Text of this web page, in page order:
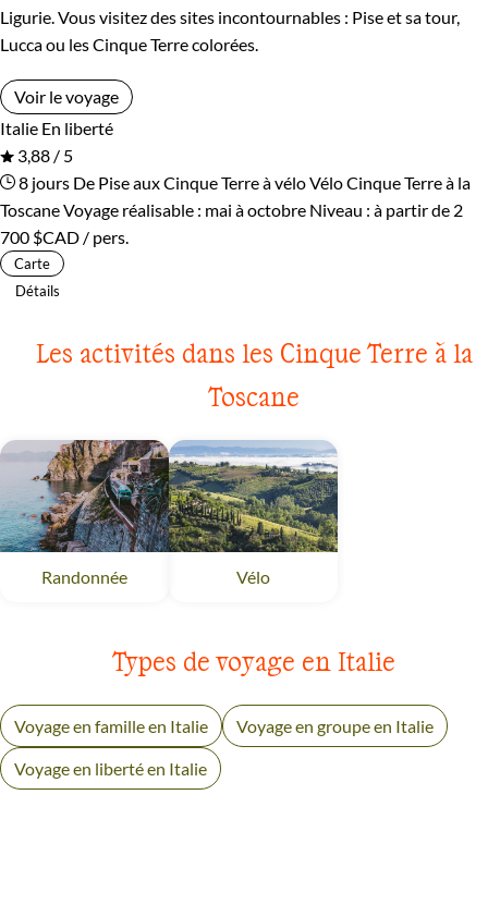
Ligurie. Vous visitez des sites incontournables : Pise et sa tour,
Lucca ou les Cinque Terre colorées.
Voir le voyage
Italie En liberté
3,88 / 5
8 jours De Pise aux Cinque Terre à véloVélo Cinque Terre à la
ToscaneVoyage réalisable : mai à octobre Niveau : à partir de 2
700 $CAD / pers.
Carte
Détails
Les activités dans les Cinque Terre à la
Toscane
Randonnée Cinque Terre à la Toscane
Vélo
Types de voyage en Italie
Voyage en famille en Italie Voyage en groupe en Italie
Voyage en liberté en Italie